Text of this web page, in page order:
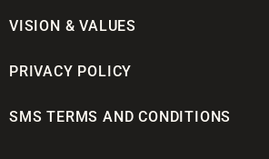
VISION & VALUES
PRIVACY POLICY
SMS TERMS AND CONDITIONS